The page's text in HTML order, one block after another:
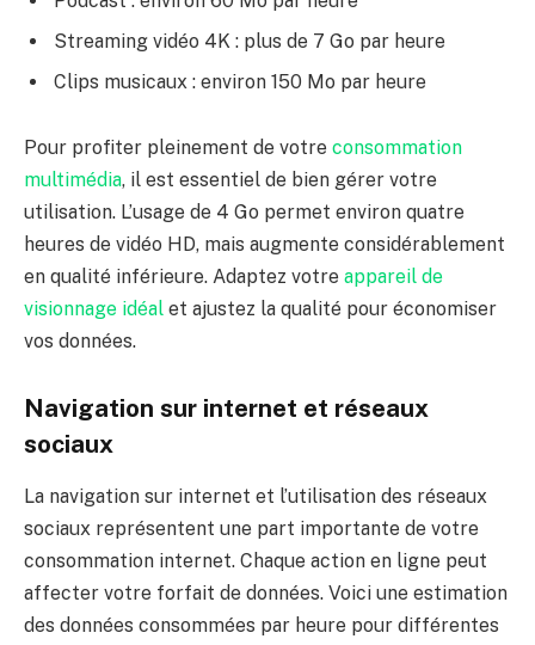
Streaming vidéo 4K : plus de 7 Go par heure
Clips musicaux : environ 150 Mo par heure
Pour profiter pleinement de votre consommation
multimédia, il est essentiel de bien gérer votre
utilisation. L’usage de 4 Go permet environ quatre
heures de vidéo HD, mais augmente considérablement
en qualité inférieure. Adaptez votre appareil de
visionnage idéal et ajustez la qualité pour économiser
vos données.
Navigation sur internet et réseaux
sociaux
La navigation sur internet et l’utilisation des réseaux
sociaux représentent une part importante de votre
consommation internet. Chaque action en ligne peut
affecter votre forfait de données. Voici une estimation
des données consommées par heure pour différentes